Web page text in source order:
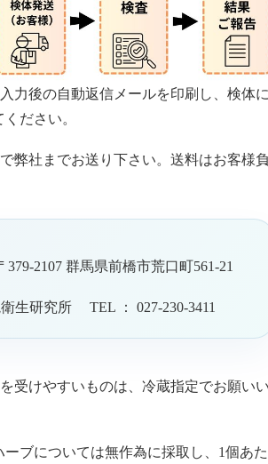
力後の自動返信メールを印刷し、検体
ださい。
弊社までお送り下さい。送料はお客様
379-2107 群馬県前橋市荒口町561-21
衛生研究所 TEL ： 027-230-3411
受けやすいものは、冷蔵指定でお願い
ブについては無作為に採取し、1個あた